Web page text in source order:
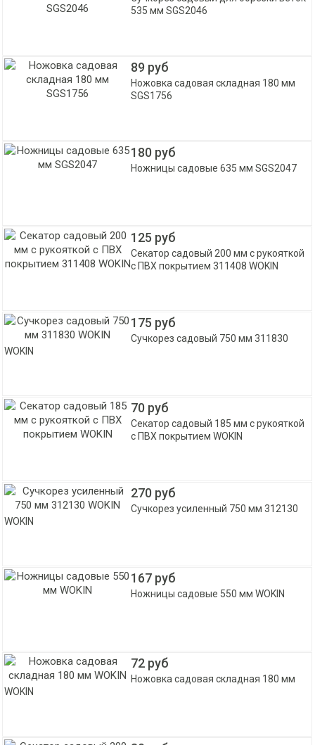
535 мм SGS2046
89 руб
Ножовка садовая складная 180 мм
SGS1756
180 руб
Ножницы садовые 635 мм SGS2047
125 руб
Секатор садовый 200 мм с рукояткой
с ПВХ покрытием 311408 WOKIN
175 руб
Сучкорез садовый 750 мм 311830
WOKIN
70 руб
Секатор садовый 185 мм с рукояткой
с ПВХ покрытием WOKIN
270 руб
Сучкорез усиленный 750 мм 312130
WOKIN
167 руб
Ножницы садовые 550 мм WOKIN
72 руб
Ножовка садовая складная 180 мм
WOKIN